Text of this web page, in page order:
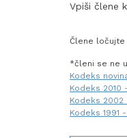
Vpiši člene
Člene ločujte
*členi se ne
Kodeks
Kodeks 2010
Kodeks 2002
Kodeks 1991